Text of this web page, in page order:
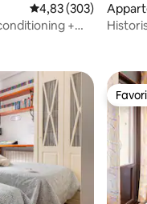
Gemiddelde
4,83 (303)
+